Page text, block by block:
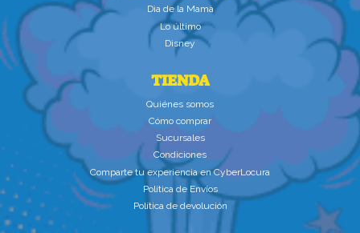
Dìa de la Mamà
Lo último
Disney
TIENDA
Quiénes somos
Cómo comprar
Sucursales
Condiciones
Comparte tu experiencia en CyberLocura
Política de Envíos
Política de devolución